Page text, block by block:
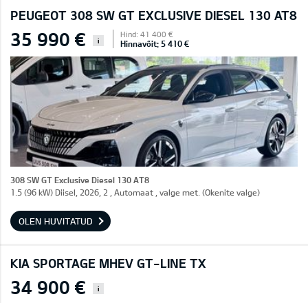
PEUGEOT 308 SW GT EXCLUSIVE DIESEL 130 AT8
35 990 € i
Hind: 41 400 €
Hinnavõit: 5 410 €
308 SW GT Exclusive Diesel 130 AT8
1.5 (96 kW) Diisel, 2026, 2 , Automaat , valge met. (Okenite valge)
OLEN HUVITATUD
KIA SPORTAGE MHEV GT-LINE TX
34 900 € i